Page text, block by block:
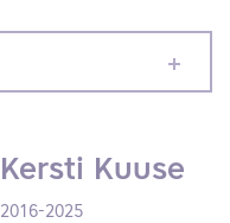
Kersti Kuuse
2016-2025